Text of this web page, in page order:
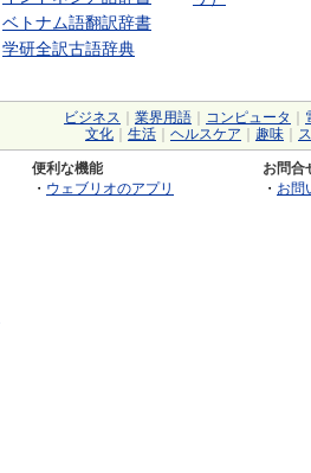
ベトナム語翻訳辞書
学研全訳古語辞典
ビジネス 業界用語 コンピュータ
文化
生活 ヘルスケア 趣味
便利な機能
・ ウェブリオのアプリ
お問合
・ お問